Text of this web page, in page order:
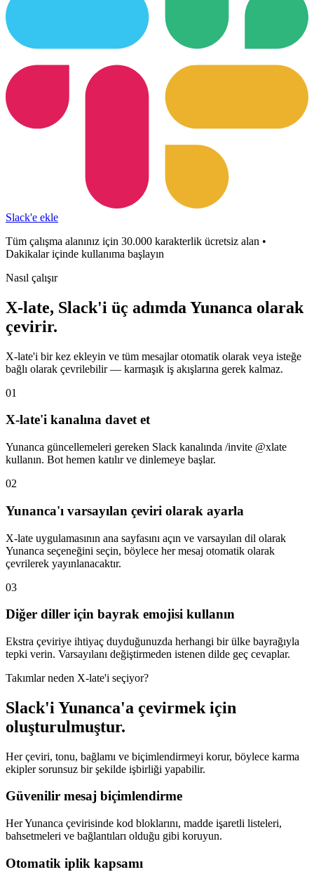
Slack'e ekle
Tüm çalışma alanınız için 30.000 karakterlik ücretsiz alan •
Dakikalar içinde kullanıma başlayın
Nasıl çalışır
X-late, Slack'i üç adımda Yunanca olarak
çevirir.
X-late'i bir kez ekleyin ve tüm mesajlar otomatik olarak veya isteğe
bağlı olarak çevrilebilir — karmaşık iş akışlarına gerek kalmaz.
01
X-late'i kanalına davet et
Yunanca güncellemeleri gereken Slack kanalında /invite @xlate
kullanın. Bot hemen katılır ve dinlemeye başlar.
02
Yunanca'ı varsayılan çeviri olarak ayarla
X-late uygulamasının ana sayfasını açın ve varsayılan dil olarak
Yunanca seçeneğini seçin, böylece her mesaj otomatik olarak
çevrilerek yayınlanacaktır.
03
Diğer diller için bayrak emojisi kullanın
Ekstra çeviriye ihtiyaç duyduğunuzda herhangi bir ülke bayrağıyla
tepki verin. Varsayılanı değiştirmeden istenen dilde geç cevaplar.
Takımlar neden X-late'i seçiyor?
Slack'i Yunanca'a çevirmek için
oluşturulmuştur.
Her çeviri, tonu, bağlamı ve biçimlendirmeyi korur, böylece karma
ekipler sorunsuz bir şekilde işbirliği yapabilir.
Güvenilir mesaj biçimlendirme
Her Yunanca çevirisinde kod bloklarını, madde işaretli listeleri,
bahsetmeleri ve bağlantıları olduğu gibi koruyun.
Otomatik iplik kapsamı